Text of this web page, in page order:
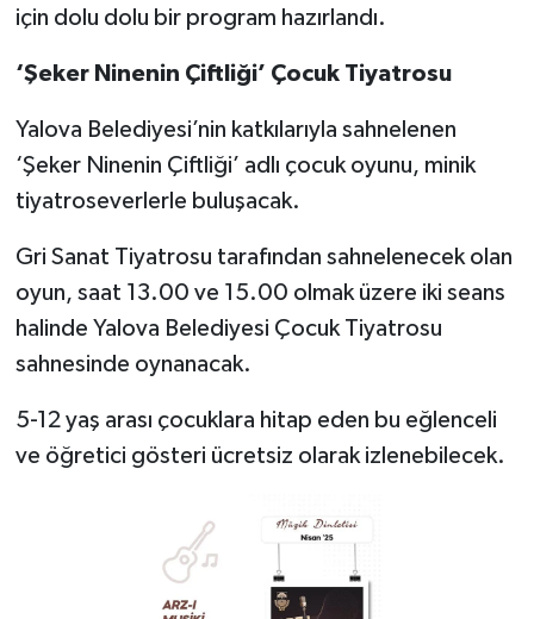
için dolu dolu bir program hazırlandı.
‘Şeker Ninenin Çiftliği’ Çocuk Tiyatrosu
Yalova Belediyesi’nin katkılarıyla sahnelenen
‘Şeker Ninenin Çiftliği’ adlı çocuk oyunu, minik
tiyatroseverlerle buluşacak.
Gri Sanat Tiyatrosu tarafından sahnelenecek olan
oyun, saat 13.00 ve 15.00 olmak üzere iki seans
halinde Yalova Belediyesi Çocuk Tiyatrosu
sahnesinde oynanacak.
5-12 yaş arası çocuklara hitap eden bu eğlenceli
ve öğretici gösteri ücretsiz olarak izlenebilecek.